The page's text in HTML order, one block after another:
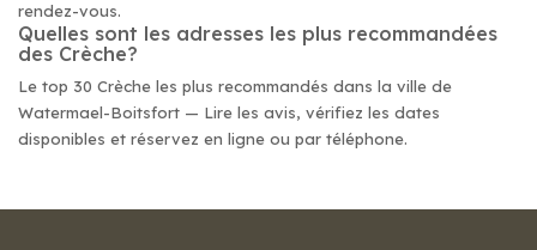
rendez-vous.
Quelles sont les adresses les plus recommandées
des Crèche?
Le top 30 Crèche les plus recommandés dans la ville de
Watermael-Boitsfort — Lire les avis, vérifiez les dates
disponibles et réservez en ligne ou par téléphone.